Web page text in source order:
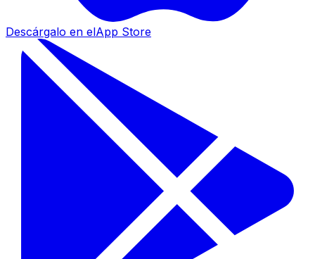
Descárgalo en elApp Store